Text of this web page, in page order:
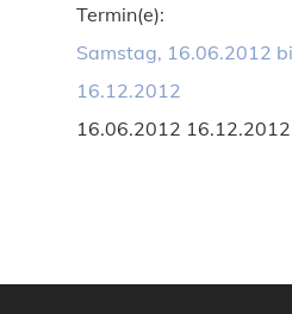
Termin(e):
Samstag, 16.06.2012
16.12.2012
16.06.2012 16.12.2012